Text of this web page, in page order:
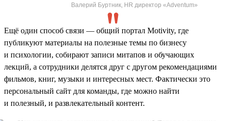
Валерий Буртник, HR директор «Adventum»
Ещё один способ связи — общий портал Motivity, где
публикуют материалы на полезные темы по бизнесу
и психологии, собирают записи митапов и обучающих
лекций, а сотрудники делятся друг с другом рекомендациями
фильмов, книг, музыки и интересных мест. Фактически это
персональный сайт для команды, где можно найти
и полезный, и развлекательный контент.